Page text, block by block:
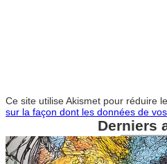
Ce site utilise Akismet pour réduire
sur la façon dont les données de
Derniers